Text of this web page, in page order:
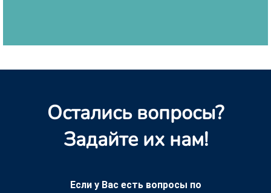
Остались вопросы?
Задайте их нам!
Если у Вас есть вопросы по